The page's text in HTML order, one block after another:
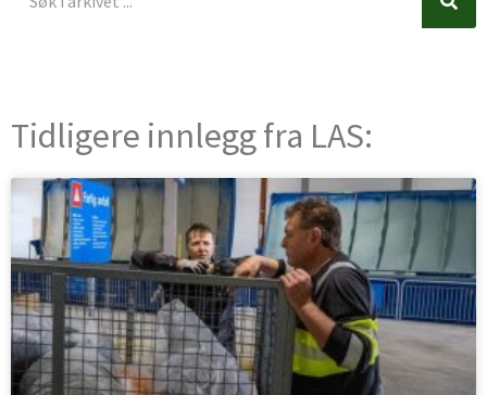
Tidligere innlegg fra LAS: